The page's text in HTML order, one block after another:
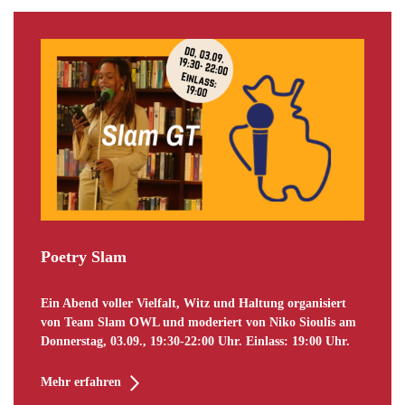
Poetry Slam
Ein Abend voller Vielfalt, Witz und Haltung organisiert
von Team Slam OWL und moderiert von Niko Sioulis am
Donnerstag, 03.09., 19:30-22:00 Uhr. Einlass: 19:00 Uhr.
Mehr erfahren